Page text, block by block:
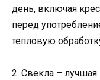
день, включая
перед
тепловую
2. Свекла – лучшая